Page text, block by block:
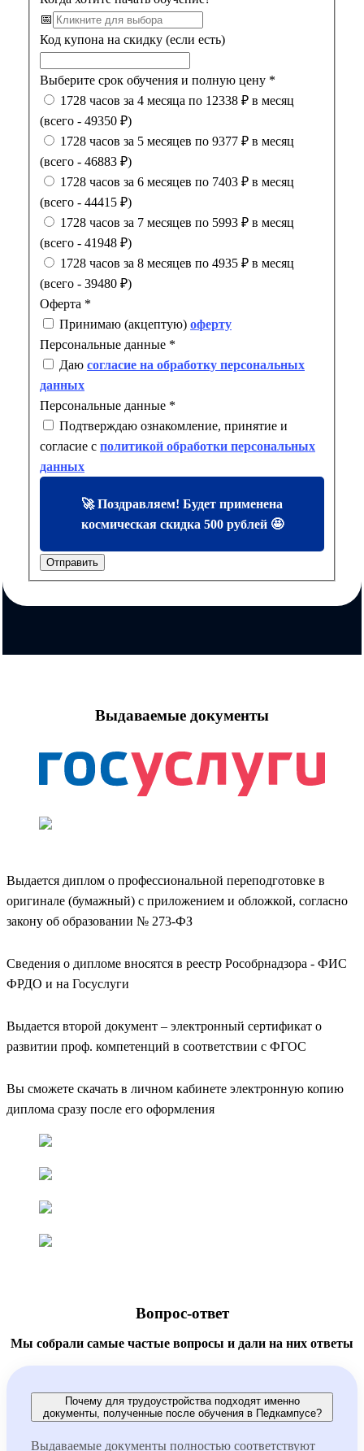
📅
Код купона на скидку (если есть)
Выберите срок обучения и полную цену *
1728 часов за 4 месяца по 12338 ₽ в месяц
(всего - 49350 ₽)
1728 часов за 5 месяцев по 9377 ₽ в месяц
(всего - 46883 ₽)
1728 часов за 6 месяцев по 7403 ₽ в месяц
(всего - 44415 ₽)
1728 часов за 7 месяцев по 5993 ₽ в месяц
(всего - 41948 ₽)
1728 часов за 8 месяцев по 4935 ₽ в месяц
(всего - 39480 ₽)
Оферта *
Принимаю (акцептую) оферту
Персональные данные *
Даю согласие на обработку персональных
данных
Персональные данные *
Подтверждаю ознакомление, принятие и
согласие с политикой обработки персональных
данных
🚀 Поздравляем! Будет применена
космическая скидка 500 рублей 🤩
Отправить
Выдаваемые документы
Выдается диплом о профессиональной переподготовке в
оригинале (бумажный) с приложением и обложкой, согласно
закону об образовании № 273-ФЗ
Сведения о дипломе вносятся в реестр Рособрнадзора - ФИС
ФРДО и на Госуслуги
Выдается второй документ – электронный сертификат о
развитии проф. компетенций в соответствии с ФГОС
Вы сможете скачать в личном кабинете электронную копию
диплома сразу после его оформления
Вопрос-ответ
Мы собрали самые частые вопросы и дали на них ответы
Почему для трудоустройства подходят именно
документы, полученные после обучения в Педкампусе?
Выдаваемые документы полностью соответствуют